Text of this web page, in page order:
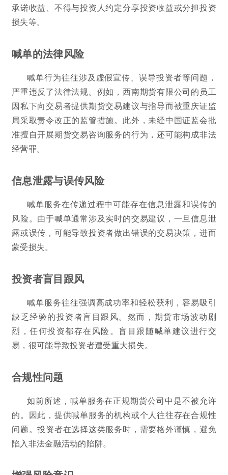
承诺收益、不得与投资人约定分享投资收益或分担投资
损失等。
喊单的法律风险
喊单行为往往涉及虚假宣传、误导投资者等问题，
严重违反了法律法规。例如，西南期货有限公司的员工
因私下向交易者提供期货交易建议与指导而被重庆证监
局采取责令改正的监管措施。此外，未经中国证监会批
准擅自开展期货交易咨询服务的行为，还可能构成非法
经营罪。
信息泄露与误传风险
喊单服务在传递过程中可能存在信息泄露和误传的
风险。由于喊单通常涉及实时的交易建议，一旦信息泄
露或误传，可能导致投资者做出错误的交易决策，进而
蒙受损失。
投资者盲目跟风
喊单服务往往强调高成功率和轻松获利，容易吸引
缺乏经验的投资者盲目跟风。然而，期货市场波动剧
烈，任何投资都存在风险。盲目跟随喊单建议进行交
易，很可能导致投资者遭受重大损失。
合规性问题
如前所述，喊单服务在正规期货公司中是不被允许
的。因此，提供喊单服务的机构或个人往往存在合规性
问题。投资者在选择这类服务时，需要格外谨慎，避免
陷入非法金融活动的陷阱。